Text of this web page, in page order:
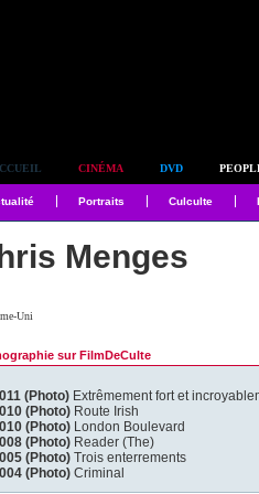
CINÉMA DVD
Portraits Culculte
Menges
Uni
sur FilmDeCulte
(Photo) Extrêmement fort et
(Photo) Route Irish
(Photo) London Boulevard
(Photo) Reader (The)
(Photo) Trois enterrements
(Photo) Criminal